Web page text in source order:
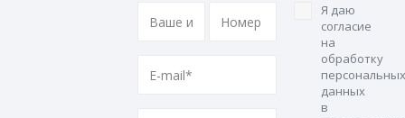
Я даю
согласие
на
обработку
персональных
данных
в